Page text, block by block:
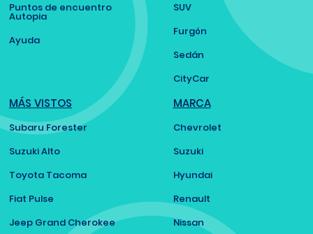
Puntos de encuentro
Autopia
Ayuda
SUV
Furgón
Sedán
CityCar
MÁS VISTOS
Subaru Forester
Suzuki Alto
Toyota Tacoma
Fiat Pulse
Jeep Grand Cherokee
MARCA
Chevrolet
Suzuki
Hyundai
Renault
Nissan